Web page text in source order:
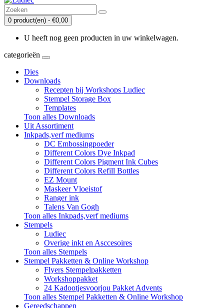
0 product(en) - €0,00
U heeft nog geen producten in uw winkelwagen.
categorieën
Dies
Downloads
Recepten bij Workshops Ludiec
Stempel Storage Box
Templates
Toon alles Downloads
Uit Assortiment
Inkpads,verf mediums
DC Embossingpoeder
Different Colors Dye Inkpad
Different Colors Pigment Ink Cubes
Different Colors Refill Bottles
EZ Mount
Maskeer Vloeistof
Ranger ink
Talens Van Gogh
Toon alles Inkpads,verf mediums
Stempels
Ludiec
Overige inkt en Asccesoires
Toon alles Stempels
Stempel Pakketten & Online Workshop
Flyers Stempelpakketten
Workshoppakket
24 Kadootjesvoorjou Pakket Advents
Toon alles Stempel Pakketten & Online Workshop
Gereedschappen